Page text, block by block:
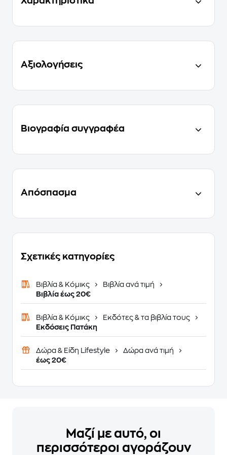
Αξιολογήσεις
Βιογραφία συγγραφέα
Απόσπασμα
Σχετικές κατηγορίες
Βιβλία & Κόμικς
Βιβλία ανά τιμή
Βιβλία έως 20€
Βιβλία & Κόμικς
Εκδότες & τα βιβλία τους
Εκδόσεις Πατάκη
Δώρα & Είδη Lifestyle
Δώρα ανά τιμή
έως 20€
Μαζί με αυτό, οι
περισσότεροι αγοράζουν